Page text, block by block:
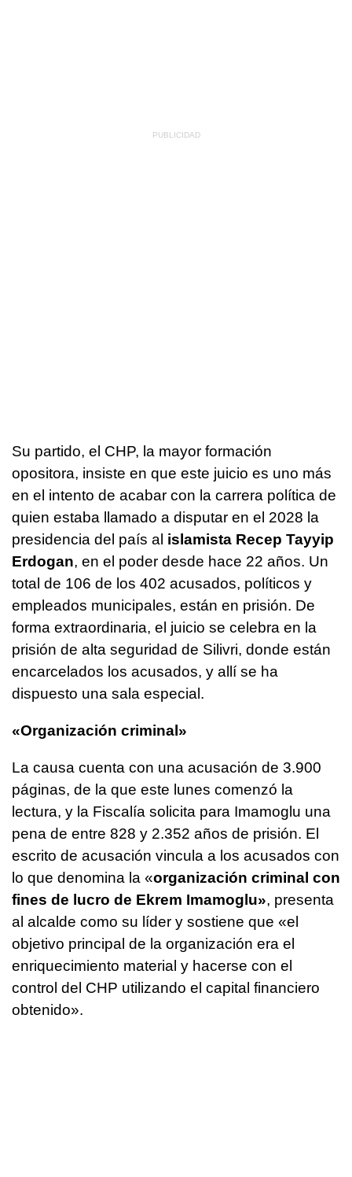
Su partido, el CHP, la mayor formación
opositora, insiste en que este juicio es uno más
en el intento de acabar con la carrera política de
quien estaba llamado a disputar en el 2028 la
presidencia del país al islamista Recep Tayyip
Erdogan, en el poder desde hace 22 años. Un
total de 106 de los 402 acusados, políticos y
empleados municipales, están en prisión. De
forma extraordinaria, el juicio se celebra en la
prisión de alta seguridad de Silivri, donde están
encarcelados los acusados, y allí se ha
dispuesto una sala especial.
«Organización criminal»
La causa cuenta con una acusación de 3.900
páginas, de la que este lunes comenzó la
lectura, y la Fiscalía solicita para Imamoglu una
pena de entre 828 y 2.352 años de prisión. El
escrito de acusación vincula a los acusados con
lo que denomina la «organización criminal con
fines de lucro de Ekrem Imamoglu», presenta
al alcalde como su líder y sostiene que «el
objetivo principal de la organización era el
enriquecimiento material y hacerse con el
control del CHP utilizando el capital financiero
obtenido».